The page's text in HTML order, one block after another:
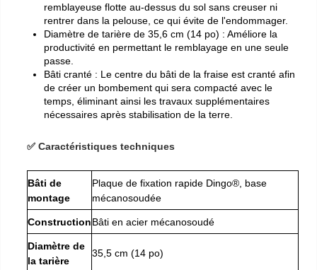
remblayeuse flotte au-dessus du sol sans creuser ni
rentrer dans la pelouse, ce qui évite de l'endommager.
Diamètre de tarière de 35,6 cm (14 po) : Améliore la
productivité en permettant le remblayage en une seule
passe.
Bâti cranté : Le centre du bâti de la fraise est cranté afin
de créer un bombement qui sera compacté avec le
temps, éliminant ainsi les travaux supplémentaires
nécessaires après stabilisation de la terre.
✅ Caractéristiques techniques
Bâti de
montage
Plaque de fixation rapide Dingo®, base
mécanosoudée
ConstructionBâti en acier mécanosoudé
Diamètre de
la tarière
35,5 cm (14 po)